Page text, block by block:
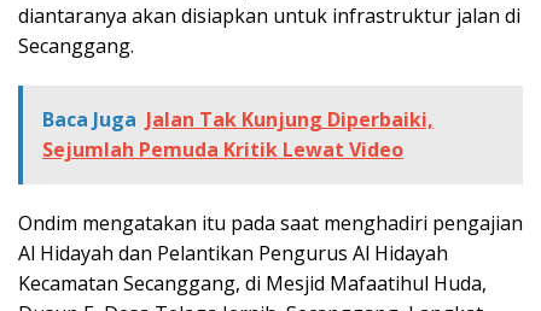
diantaranya akan disiapkan untuk infrastruktur jalan di
Secanggang.
Baca Juga Jalan Tak Kunjung Diperbaiki,
Sejumlah Pemuda Kritik Lewat Video
Ondim mengatakan itu pada saat menghadiri pengajian
Al Hidayah dan Pelantikan Pengurus Al Hidayah
Kecamatan Secanggang, di Mesjid Mafaatihul Huda,